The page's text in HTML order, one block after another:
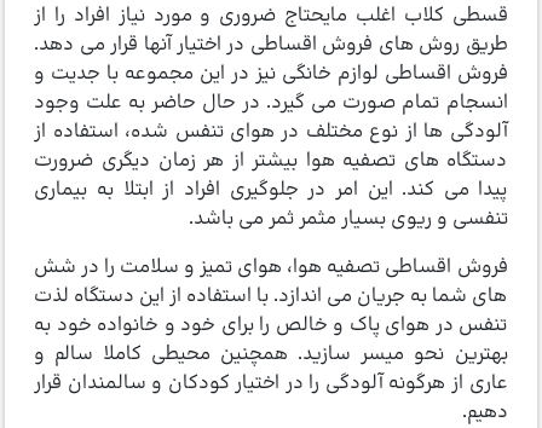
قسطی کلاب اغلب مایحتاج ضروری و مورد نیاز افراد را از
طریق روش های فروش اقساطی در اختیار آنها قرار می دهد.
فروش اقساطی لوازم خانگی نیز در این مجموعه با جدیت و
انسجام تمام صورت می گیرد. در حال حاضر به علت وجود
آلودگی ها از نوع مختلف در هوای تنفس شده، استفاده از
دستگاه های تصفیه هوا بیشتر از هر زمان دیگری ضرورت
پیدا می کند. این امر در جلوگیری افراد از ابتلا به بیماری
تنفسی و ریوی بسیار مثمر ثمر می باشد.
فروش اقساطی تصفیه هوا، هوای تمیز و سلامت را در شش
های شما به جریان می اندازد. با استفاده از این دستگاه لذت
تنفس در هوای پاک و خالص را برای خود و خانواده خود به
بهترین نحو میسر سازید. همچنین محیطی کاملا سالم و
عاری از هرگونه آلودگی را در اختیار کودکان و سالمندان قرار
دهیم.